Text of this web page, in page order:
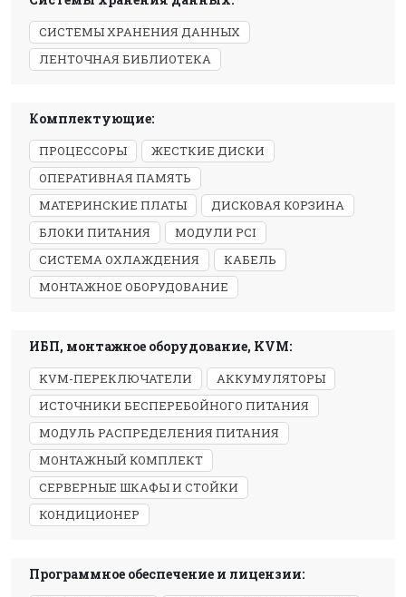
СИСТЕМЫ ХРАНЕНИЯ ДАННЫХ
ЛЕНТОЧНАЯ БИБЛИОТЕКА
Комплектующие:
ПРОЦЕССОРЫ
ЖЕСТКИЕ ДИСКИ
ОПЕРАТИВНАЯ ПАМЯТЬ
МАТЕРИНСКИЕ ПЛАТЫ
ДИСКОВАЯ КОРЗИНА
БЛОКИ ПИТАНИЯ
МОДУЛИ PCI
СИСТЕМА ОХЛАЖДЕНИЯ
КАБЕЛЬ
МОНТАЖНОЕ ОБОРУДОВАНИЕ
ИБП, монтажное оборудование, KVM:
KVM-ПЕРЕКЛЮЧАТЕЛИ
АККУМУЛЯТОРЫ
ИСТОЧНИКИ БЕСПЕРЕБОЙНОГО ПИТАНИЯ
МОДУЛЬ РАСПРЕДЕЛЕНИЯ ПИТАНИЯ
МОНТАЖНЫЙ КОМПЛЕКТ
СЕРВЕРНЫЕ ШКАФЫ И СТОЙКИ
КОНДИЦИОНЕР
Программное обеспечение и лицензии: